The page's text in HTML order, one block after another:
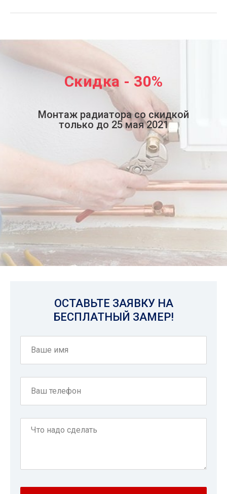
Скидка - 30%
Монтаж радиатора со скидкой
только до 25 мая 2021
ОСТАВЬТЕ ЗАЯВКУ НА
БЕСПЛАТНЫЙ ЗАМЕР!